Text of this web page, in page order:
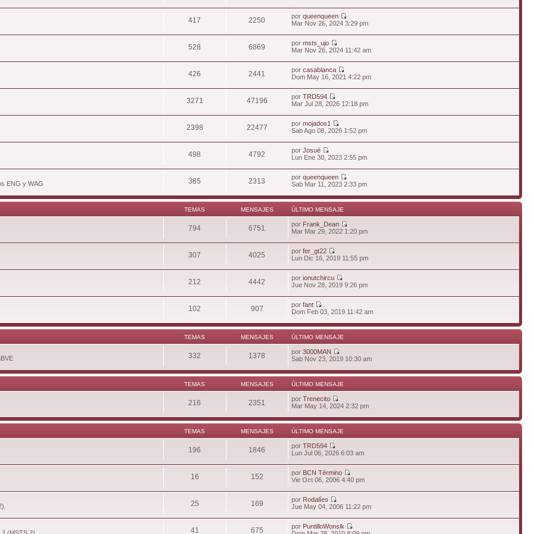
417 2250 porqueenqueen
Mar Nov 26, 2024 3:29 pm
528 6869 pormsts_ujo
Mar Nov 26, 2024 11:42 am
426 2441 porcasablanca
Dom May 16, 2021 4:22 pm
3271 47196 porTRD594
Mar Jul 28, 2026 12:18 pm
2398 22477 pormojados1
Sab Ago 08, 2026 1:52 pm
498 4792 porJosué
Lun Ene 30, 2023 2:55 pm
ENG y WAG 385 2313 porqueenqueen
Sab Mar 11, 2023 2:33 pm
TEMAS MENSAJES ÚLTIMO MENSAJE
794 6751 por Frank_Dean
Mar Mar 29, 2022 1:20 pm
307 4025 porfer_gt22
Lun Dic 16, 2019 11:55 pm
212 4442 porionutchircu
Jue Nov 28, 2019 9:26 pm
102 907 porfant
Dom Feb 03, 2019 11:42 am
TEMAS MENSAJES ÚLTIMO MENSAJE
332 1378 por3000MAN
Sab Nov 23, 2019 10:30 am
TEMAS MENSAJES ÚLTIMO MENSAJE
216 2351 porTrenecito
Mar May 14, 2024 2:32 pm
TEMAS MENSAJES ÚLTIMO MENSAJE
196 1846 porTRD594
Lun Jul 06, 2026 6:03 am
16 152 por BCN Término
Vie Oct 06, 2006 4:40 pm
25 169 por Rodalíes
Jue May 04, 2006 11:22 pm
(MSTS 2). 41 675 por PuntilloWonsik